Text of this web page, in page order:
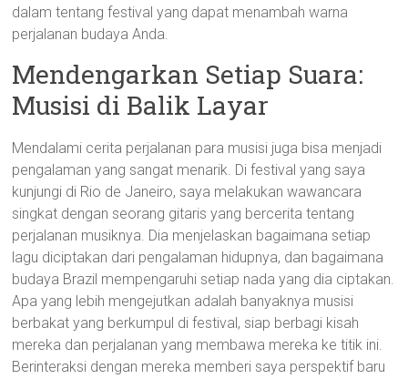
dalam tentang festival yang dapat menambah warna
perjalanan budaya Anda.
Mendengarkan Setiap Suara:
Musisi di Balik Layar
Mendalami cerita perjalanan para musisi juga bisa menjadi
pengalaman yang sangat menarik. Di festival yang saya
kunjungi di Rio de Janeiro, saya melakukan wawancara
singkat dengan seorang gitaris yang bercerita tentang
perjalanan musiknya. Dia menjelaskan bagaimana setiap
lagu diciptakan dari pengalaman hidupnya, dan bagaimana
budaya Brazil mempengaruhi setiap nada yang dia ciptakan.
Apa yang lebih mengejutkan adalah banyaknya musisi
berbakat yang berkumpul di festival, siap berbagi kisah
mereka dan perjalanan yang membawa mereka ke titik ini.
Berinteraksi dengan mereka memberi saya perspektif baru